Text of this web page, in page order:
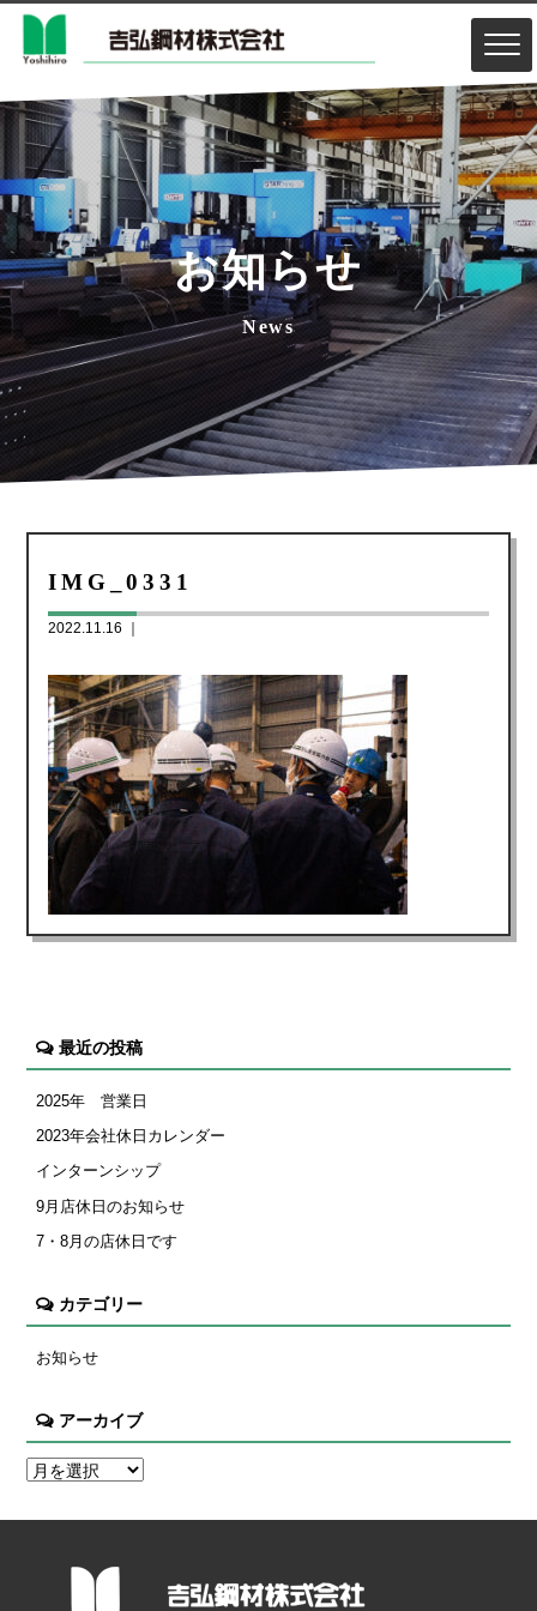
お知らせ
News
IMG_0331
2022.11.16 ｜
最近の投稿
2025年 営業日
2023年会社休日カレンダー
インターンシップ
9月店休日のお知らせ
7・8月の店休日です
カテゴリー
お知らせ
アーカイブ